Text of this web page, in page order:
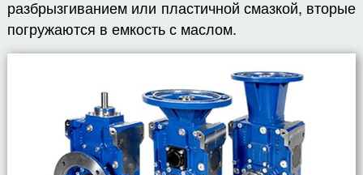
разбрызгиванием или пластичной смазкой, вторые
погружаются в емкость с маслом.